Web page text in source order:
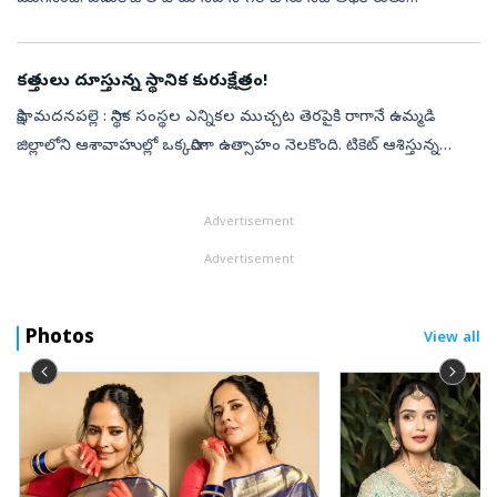
కత్తులు దూస్తున్న స్థానిక కురుక్షేత్రం!
సాక్షి, మదనపల్లె : స్థానిక సంస్థల ఎన్నికల ముచ్చట తెరపైకి రాగానే ఉమ్మడి
జిల్లాలోని ఆశావాహుల్లో ఒక్కసారిగా ఉత్సాహం నెలకొంది. టికెట్‌ ఆశిస్తున్న
Advertisement
Advertisement
Photos View all